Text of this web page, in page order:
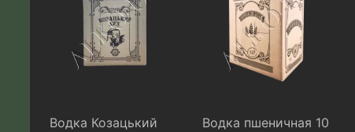
Водка Козацький
Водка пшеничная 10